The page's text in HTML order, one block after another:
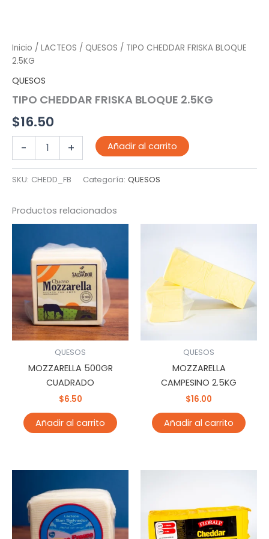
Inicio / LACTEOS / QUESOS / TIPO CHEDDAR FRISKA BLOQUE
2.5KG
QUESOS
TIPO CHEDDAR FRISKA BLOQUE 2.5KG
$16.50
-
CHEDDAR
BLOQUE
+ Añadir al carrito
SKU: CHEDD_FB Categoría: QUESOS
Productos relacionados
QUESOS
MOZZARELLA 500GR
CUADRADO
$6.50
Añadir al carrito
QUESOS
MOZZARELLA
CAMPESINO 2.5KG
$16.00
Añadir al carrito